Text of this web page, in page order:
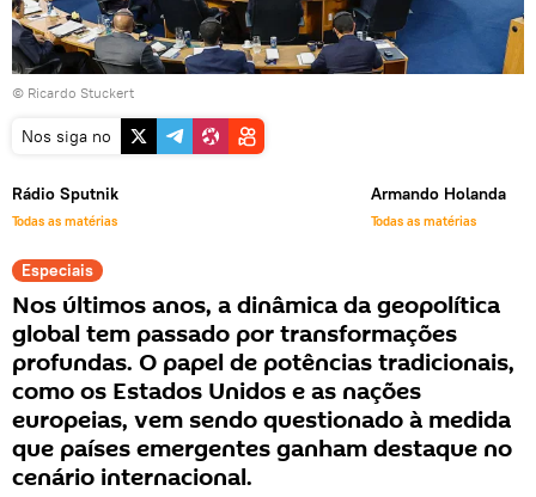
© Ricardo Stuckert
Nos siga no
Rádio Sputnik
Todas as matérias
Armando Holanda
Todas as matérias
Especiais
Nos últimos anos, a dinâmica da geopolítica
global tem passado por transformações
profundas. O papel de potências tradicionais,
como os Estados Unidos e as nações
europeias, vem sendo questionado à medida
que países emergentes ganham destaque no
cenário internacional.